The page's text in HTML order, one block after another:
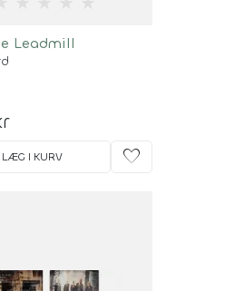
Leadmill
LÆG I KURV favorite